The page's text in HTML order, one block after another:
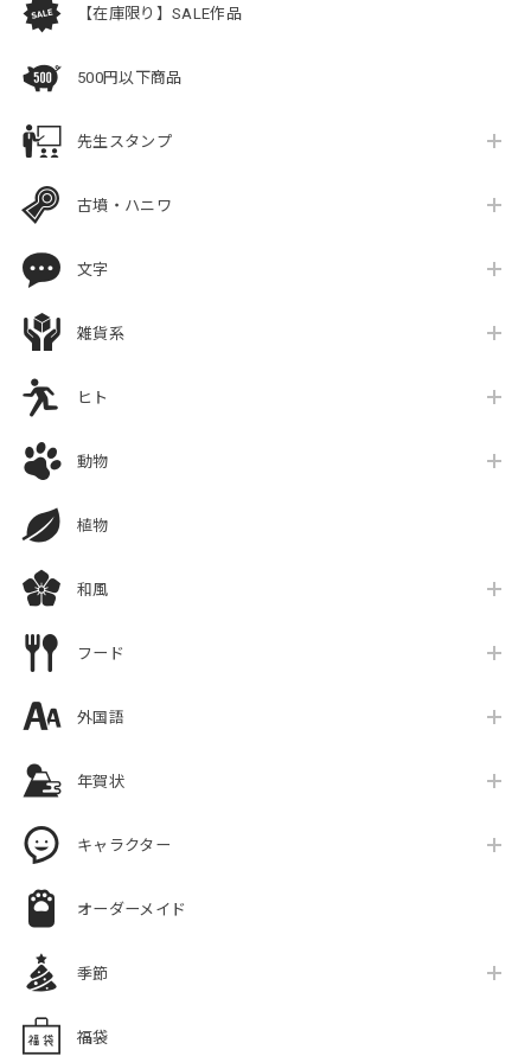
【在庫限り】SALE作品
500円以下商品
先生スタンプ
古墳・ハニワ
文字
雑貨系
ヒト
動物
植物
和風
フード
外国語
年賀状
キャラクター
オーダーメイド
季節
福袋